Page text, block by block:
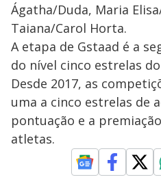
Ágatha/Duda, Maria
Taiana/Carol Horta.
A etapa de Gstaad é a
do nível cinco estrelas
Desde 2017, as
uma a cinco estrelas de
pontuação e a
atletas.